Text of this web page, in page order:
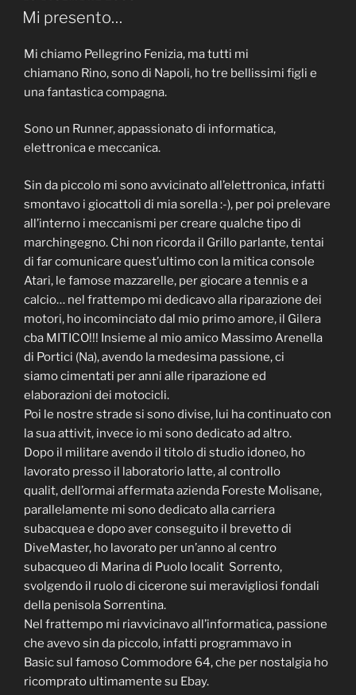
IL
Mi presento…
Mi chiamo Pellegrino Fenizia, ma tutti mi
chiamano Rino, sono di Napoli, ho tre bellissimi figli e
una fantastica compagna.
Sono un Runner, appassionato di informatica,
elettronica e meccanica.
Sin da piccolo mi sono avvicinato all’elettronica, infatti
smontavo i giocattoli di mia sorella :-), per poi prelevare
all’interno i meccanismi per creare qualche tipo di
marchingegno. Chi non ricorda il Grillo parlante, tentai
di far comunicare quest’ultimo con la mitica console
Atari, le famose mazzarelle, per giocare a tennis e a
calcio… nel frattempo mi dedicavo alla riparazione dei
motori, ho incominciato dal mio primo amore, il Gilera
cba MITICO!!! Insieme al mio amico Massimo Arenella
di Portici (Na), avendo la medesima passione, ci
siamo cimentati per anni alle riparazione ed
elaborazioni dei motocicli.
Poi le nostre strade si sono divise, lui ha continuato con
la sua attivit, invece io mi sono dedicato ad altro.
Dopo il militare avendo il titolo di studio idoneo, ho
lavorato presso il laboratorio latte, al controllo
qualit, dell’ormai affermata azienda Foreste Molisane,
parallelamente mi sono dedicato alla carriera
subacquea e dopo aver conseguito il brevetto di
DiveMaster, ho lavorato per un’anno al centro
subacqueo di Marina di Puolo localit Sorrento,
svolgendo il ruolo di cicerone sui meravigliosi fondali
della penisola Sorrentina.
Nel frattempo mi riavvicinavo all’informatica, passione
che avevo sin da piccolo, infatti programmavo in
Basic sul famoso Commodore 64, che per nostalgia ho
ricomprato ultimamente su Ebay.